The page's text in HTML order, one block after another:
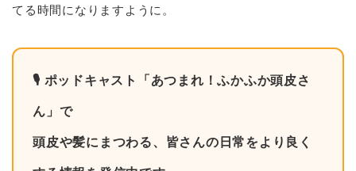
てる時間になりますように。
🎙 ポッドキャスト「あつまれ！ふかふか頭皮さ
ん」で
頭皮や髪にまつわる、皆さんの日常をより良く